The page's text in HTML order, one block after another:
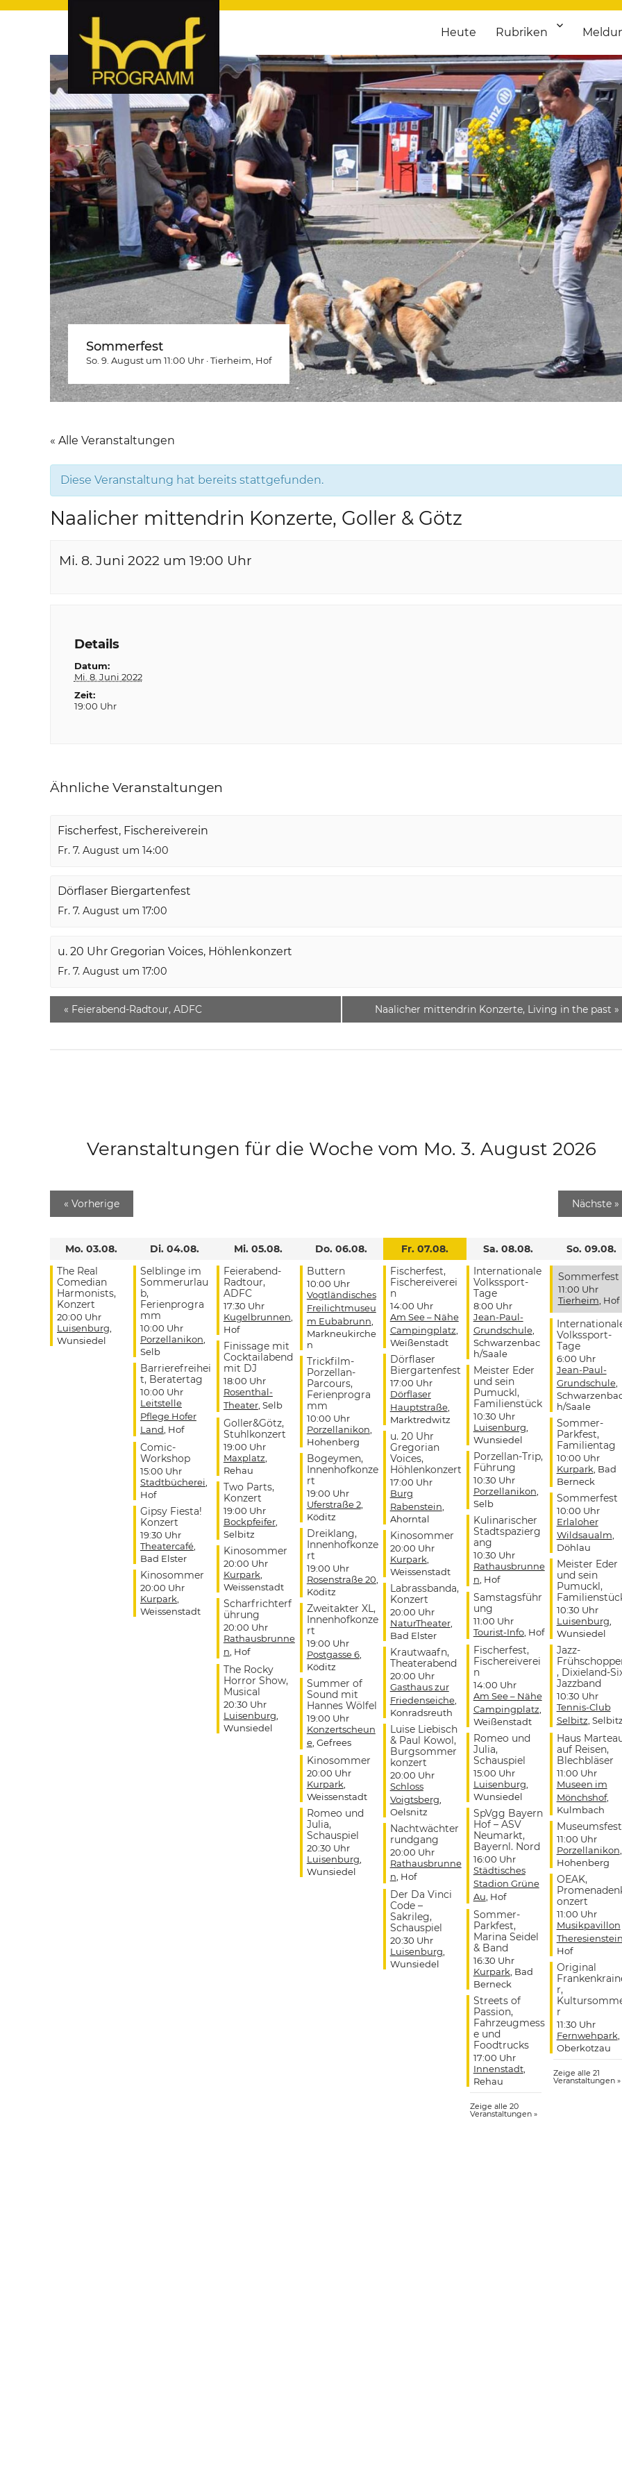
hof-programm – das Veranstaltungsportal für
hof-programm – das Veranstaltungsportal für Hof und Hochfranken. Täglich aktuelle Termine von Kultur bis Sport, von
Heute Rubriken
Sommerfest
So. 9. August um 11:00 Uhr ·Tierheim , Hof
« Alle Veranstaltungen
Diese Veranstaltung hat bereits stattgefunden.
Naalicher mittendrin Konzerte, Goller & Götz
Mi. 8. Juni 2022 um 19:00 Uhr
Details
Datum:
Mi. 8. Juni 2022
Zeit:
19:00 Uhr
Ähnliche Veranstaltungen
Fischerfest, Fischereiverein
Fr. 7. August um 14:00
Dörflaser Biergartenfest
Fr. 7. August um 17:00
u. 20 Uhr Gregorian Voices, Höhlenkonzert
Fr. 7. August um 17:00
« Feierabend-Radtour, ADFC Naalicher mittendrin Konzerte, Living in the past »
Veranstaltungen für die Woche vom Mo. 3. August 2026
« Vorherige Nächste »
Mo. 03.08.
The Real
Comedian
Harmonists,
Konzert
20:00 Uhr
Luisenburg,
Wunsiedel
Di. 04.08.
Selblinge im
Sommerurlau
b,
Ferienprogra
mm
10:00 Uhr
Porzellanikon,
Selb
Barrierefreihei
t, Beratertag
10:00 Uhr
Leitstelle
Pflege Hofer
Land, Hof
Comic-
Workshop
15:00 Uhr
Stadtbücherei,
Hof
Gipsy Fiesta!
Konzert
19:30 Uhr
Theatercafé,
Bad Elster
Kinosommer
20:00 Uhr
Kurpark,
Weissenstadt
Mi. 05.08.
Feierabend-
Radtour,
ADFC
17:30 Uhr
Kugelbrunnen,
Hof
Finissage mit
Cocktailabend
mit DJ
18:00 Uhr
Rosenthal-
Theater, Selb
Goller&Götz,
Stuhlkonzert
19:00 Uhr
Maxplatz,
Rehau
Two Parts,
Konzert
19:00 Uhr
Bockpfeifer,
Selbitz
Kinosommer
20:00 Uhr
Kurpark,
Weissenstadt
Scharfrichterf
ührung
20:00 Uhr
Rathausbrunne
n, Hof
The Rocky
Horror Show,
Musical
20:30 Uhr
Luisenburg,
Wunsiedel
Do. 06.08.
Buttern
10:00 Uhr
Vogtländisches
Freilichtmuseu
m Eubabrunn,
Markneukirche
n
Trickfilm-
Porzellan-
Parcours,
Ferienprogra
mm
10:00 Uhr
Porzellanikon,
Hohenberg
Bogeymen,
Innenhofkonze
rt
19:00 Uhr
Uferstraße 2,
Köditz
Dreiklang,
Innenhofkonze
rt
19:00 Uhr
Rosenstraße 20,
Köditz
Zweitakter XL,
Innenhofkonze
rt
19:00 Uhr
Postgasse 6,
Köditz
Summer of
Sound mit
Hannes Wölfel
19:00 Uhr
Konzertscheun
e, Gefrees
Kinosommer
20:00 Uhr
Kurpark,
Weissenstadt
Romeo und
Julia,
Schauspiel
20:30 Uhr
Luisenburg,
Wunsiedel
Fr. 07.08.
Fischerfest,
Fischereiverei
n
14:00 Uhr
Am See – Nähe
Campingplatz,
Weißenstadt
Dörflaser
Biergartenfest
17:00 Uhr
Dörflaser
Hauptstraße,
Marktredwitz
u. 20 Uhr
Gregorian
Voices,
Höhlenkonzert
17:00 Uhr
Burg
Rabenstein,
Ahorntal
Kinosommer
20:00 Uhr
Kurpark,
Weissenstadt
Labrassbanda,
Konzert
20:00 Uhr
NaturTheater,
Bad Elster
Krautwaafn,
Theaterabend
20:00 Uhr
Gasthaus zur
Friedenseiche,
Konradsreuth
Luise Liebisch
& Paul Kowol,
Burgsommer
konzert
20:00 Uhr
Schloss
Voigtsberg,
Oelsnitz
Nachtwächter
rundgang
20:00 Uhr
Rathausbrunne
n, Hof
Der Da Vinci
Code –
Sakrileg,
Schauspiel
20:30 Uhr
Luisenburg,
Wunsiedel
Sa. 08.08.
Internationale
Volkssport-
Tage
8:00 Uhr
Jean-Paul-
Grundschule,
Schwarzenbac
h/Saale
Meister Eder
und sein
Pumuckl,
Familienstück
10:30 Uhr
Luisenburg,
Wunsiedel
Porzellan-Trip,
Führung
10:30 Uhr
Porzellanikon,
Selb
Kulinarischer
Stadtspazierg
ang
10:30 Uhr
Rathausbrunne
n, Hof
Samstagsführ
ung
11:00 Uhr
Tourist-Info, Hof
Fischerfest,
Fischereiverei
n
14:00 Uhr
Am See – Nähe
Campingplatz,
Weißenstadt
Romeo und
Julia,
Schauspiel
15:00 Uhr
Luisenburg,
Wunsiedel
SpVgg Bayern
Hof – ASV
Neumarkt,
Bayernl. Nord
16:00 Uhr
Städtisches
Stadion Grüne
Au, Hof
Sommer-
Parkfest,
Marina Seidel
& Band
16:30 Uhr
Kurpark, Bad
Berneck
Streets of
Passion,
Fahrzeugmess
e und
Foodtrucks
17:00 Uhr
Innenstadt,
Rehau
Zeige alle 20
Veranstaltungen »
So. 09.08.
Sommerfest
11:00 Uhr
Tierheim, Hof
Volkssport-
Tage
6:00 Uhr
Jean-Paul-
Grundschule,
h/Saale
Sommer-
Parkfest,
Familientag
10:00 Uhr
Kurpark, Bad
Berneck
Sommerfest
10:00 Uhr
Erlaloher
Wildsaualm,
Döhlau
Meister Eder
und sein
Pumuckl,
10:30 Uhr
Luisenburg,
Wunsiedel
Jazz-
, Dixieland-
Jazzband
10:30 Uhr
Tennis-Club
Selbitz,
Haus
auf Reisen,
Blechbläser
11:00 Uhr
Museen im
Mönchshof,
Kulmbach
Museumsfest
11:00 Uhr
Porzellanikon,
Hohenberg
OEAK,
onzert
11:00 Uhr
Musikpavillon
Hof
Original
r,
r
11:30 Uhr
Fernwehpark,
Oberkotzau
Zeige alle 21
Veranstaltungen »